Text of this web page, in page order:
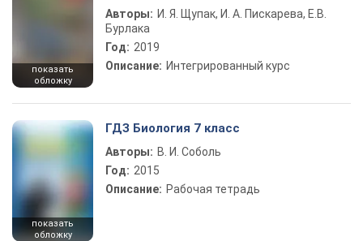
показать
обложку
Авторы: И. Я. Щупак, И. А. Пискарева, Е.В.
Бурлака
Год: 2019
Описание: Интегрированный курс
показать
обложку
ГДЗ Биология 7 класс
Авторы: В. И. Соболь
Год: 2015
Описание: Рабочая тетрадь